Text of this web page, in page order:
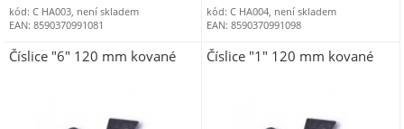
kód: C HA003, není skladem
EAN: 8590370991081
kód: C HA004, není skladem
EAN: 8590370991098
Číslice "6" 120 mm kované Číslice "1" 120 mm kované